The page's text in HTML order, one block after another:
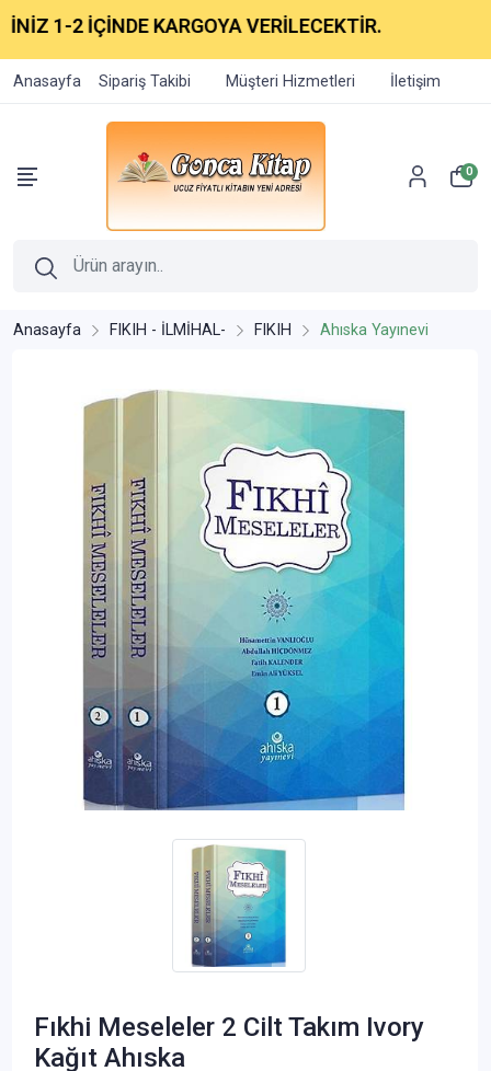
1-2 İÇİNDE KARGOYA VERİLECEKTİR.
Anasayfa Sipariş Takibi Müşteri Hizmetleri İletişim
0
Anasayfa FIKIH - İLMİHAL- FIKIH Ahıska Yayınevi
Fıkhi Meseleler 2 Cilt Takım Ivory
Kağıt Ahıska